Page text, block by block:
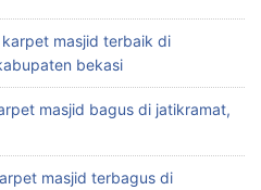
masjid terbaik di
bekasi
masjid bagus di jatikramat,
masjid terbagus di